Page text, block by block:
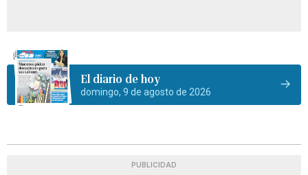
El diario de hoy
domingo, 9 de agosto de 2026
PUBLICIDAD